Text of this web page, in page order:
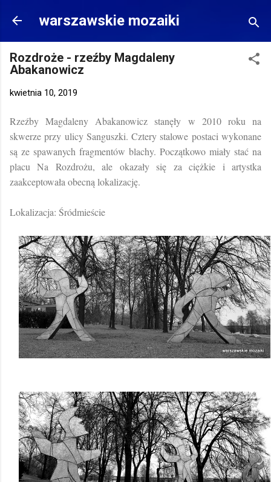
Przejdź do głównej zawartości
warszawskie mozaiki
Rozdroże - rzeźby Magdaleny
Abakanowicz
kwietnia 10, 2019
Rzeźby Magdaleny Abakanowicz stanęły w 2010 roku na
skwerze przy ulicy Sanguszki. Cztery stalowe postaci wykonane
są ze spawanych fragmentów blachy. Początkowo miały stać na
placu Na Rozdrożu, ale okazały się za ciężkie i artystka
zaakceptowała obecną lokalizację.
Lokalizacja: Śródmieście